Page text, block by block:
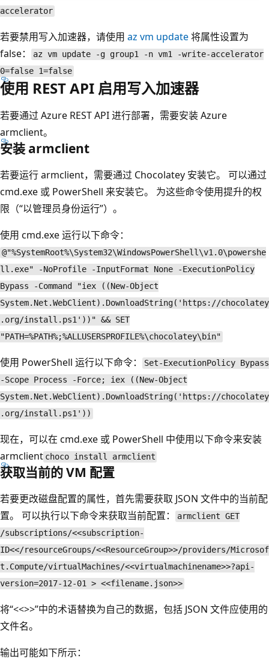
accelerator
若要禁用写入加速器，请使用 az vm update将属性设置为
false：
az vm update -g group1 -n vm1 -write-accelerator
0=false 1=false
使用 REST API 启用写入加速器
若要通过 Azure REST API 进行部署，需要安装 Azure
armclient。
安装 armclient
若要运行 armclient，需要通过 Chocolatey 安装它。 可以通过
cmd.exe 或 PowerShell 来安装它。 为这些命令使用提升的权
限（“以管理员身份运行”）。
使用 cmd.exe 运行以下命令：
@"%SystemRoot%\System32\WindowsPowerShell\v1.0\powershe
ll.exe" -NoProfile -InputFormat None -ExecutionPolicy
Bypass -Command "iex ((New-Object
System.Net.WebClient).DownloadString('https://chocolatey
.org/install.ps1'))" && SET
"PATH=%PATH%;%ALLUSERSPROFILE%\chocolatey\bin"
使用 PowerShell 运行以下命令：
Set-ExecutionPolicy Bypass
-Scope Process -Force; iex ((New-Object
System.Net.WebClient).DownloadString('https://chocolatey
.org/install.ps1'))
现在，可以在 cmd.exe 或 PowerShell 中使用以下命令来安装
armclient choco install armclient
获取当前的 VM 配置
若要更改磁盘配置的属性，首先需要获取 JSON 文件中的当前配
置。 可以执行以下命令来获取当前配置：
armclient GET
/subscriptions/<<subscription-
ID<</resourceGroups/<<ResourceGroup>>/providers/Microsof
t.Compute/virtualMachines/<<virtualmachinename>>?api-
version=2017-12-01 > <<filename.json>>
将“<<>>”中的术语替换为自己的数据，包括 JSON 文件应使用的
文件名。
输出可能如下所示：